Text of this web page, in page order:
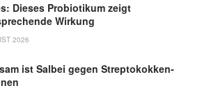
Dieses Probiotikum zeigt
Wirkung
2026
ist Salbei gegen Streptokokken-